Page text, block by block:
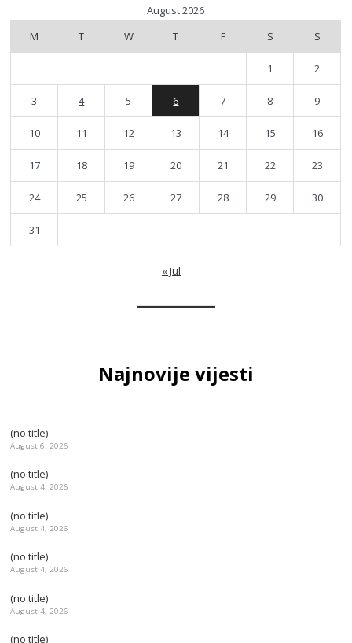
August 2026
M
T W T F S S
1 2
3 4 5 6 7 8 9
10 11 12 13 14 15 16
17 18 19 20 21 22 23
24 25 26 27 28 29 30
31
« Jul
Najnovije vijesti
(no title)
August 6, 2026
(no title)
August 4, 2026
(no title)
August 4, 2026
(no title)
August 4, 2026
(no title)
August 4, 2026
(no title)